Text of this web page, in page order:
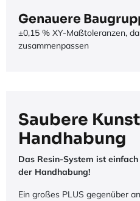
Genauere
±0,15 % XY-Maßtoleranzen,
zusammenpassen
Saubere
Handhabung
Das Resin-System ist
der Handhabung!
Ein großes PLUS gegenüber